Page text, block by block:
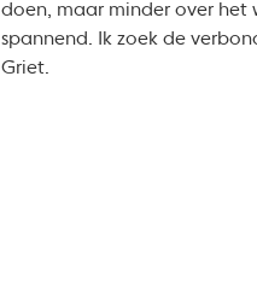
doen, maar minder over het
spannend. Ik zoek de
Griet.